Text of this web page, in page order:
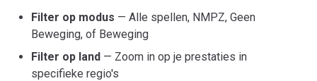
Filter op modus — Alle spellen, NMPZ, Geen
Beweging, of Beweging
Filter op land — Zoom in op je prestaties in
specifieke regio's